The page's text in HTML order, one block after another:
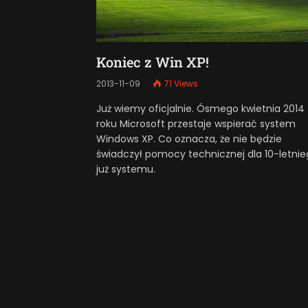
Koniec z Win XP!
2013-11-09 71 Views
Już wiemy oficjalnie. Ósmego kwietnia 2014
roku Microsoft przestaje wspierać system
Windows XP. Co oznacza, że nie będzie
świadczył pomocy technicznej dla 10-
już systemu.